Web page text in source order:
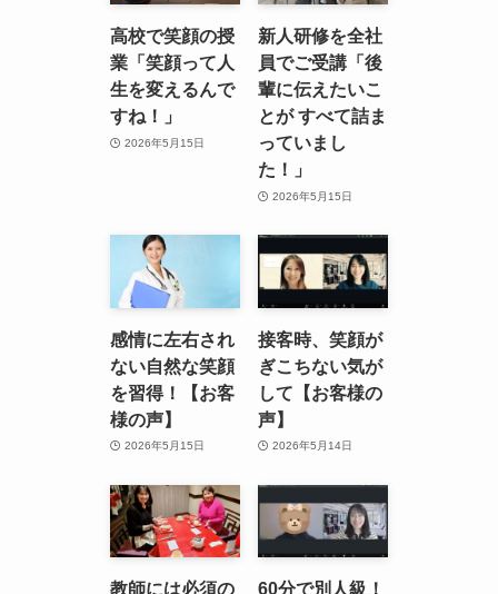
高校で笑顔の授
業「笑顔って人
生を変えるんで
すね！」
2026年5月15日
新人研修を全社
員でご受講「後
輩に伝えたいこ
とが すべて詰ま
っていまし
た！」
2026年5月15日
感情に左右され
ない自然な笑顔
を習得！【お客
様の声】
2026年5月15日
接客時、笑顔が
ぎこちない気が
して【お客様の
声】
2026年5月14日
教師には必須の
60分で別人級！